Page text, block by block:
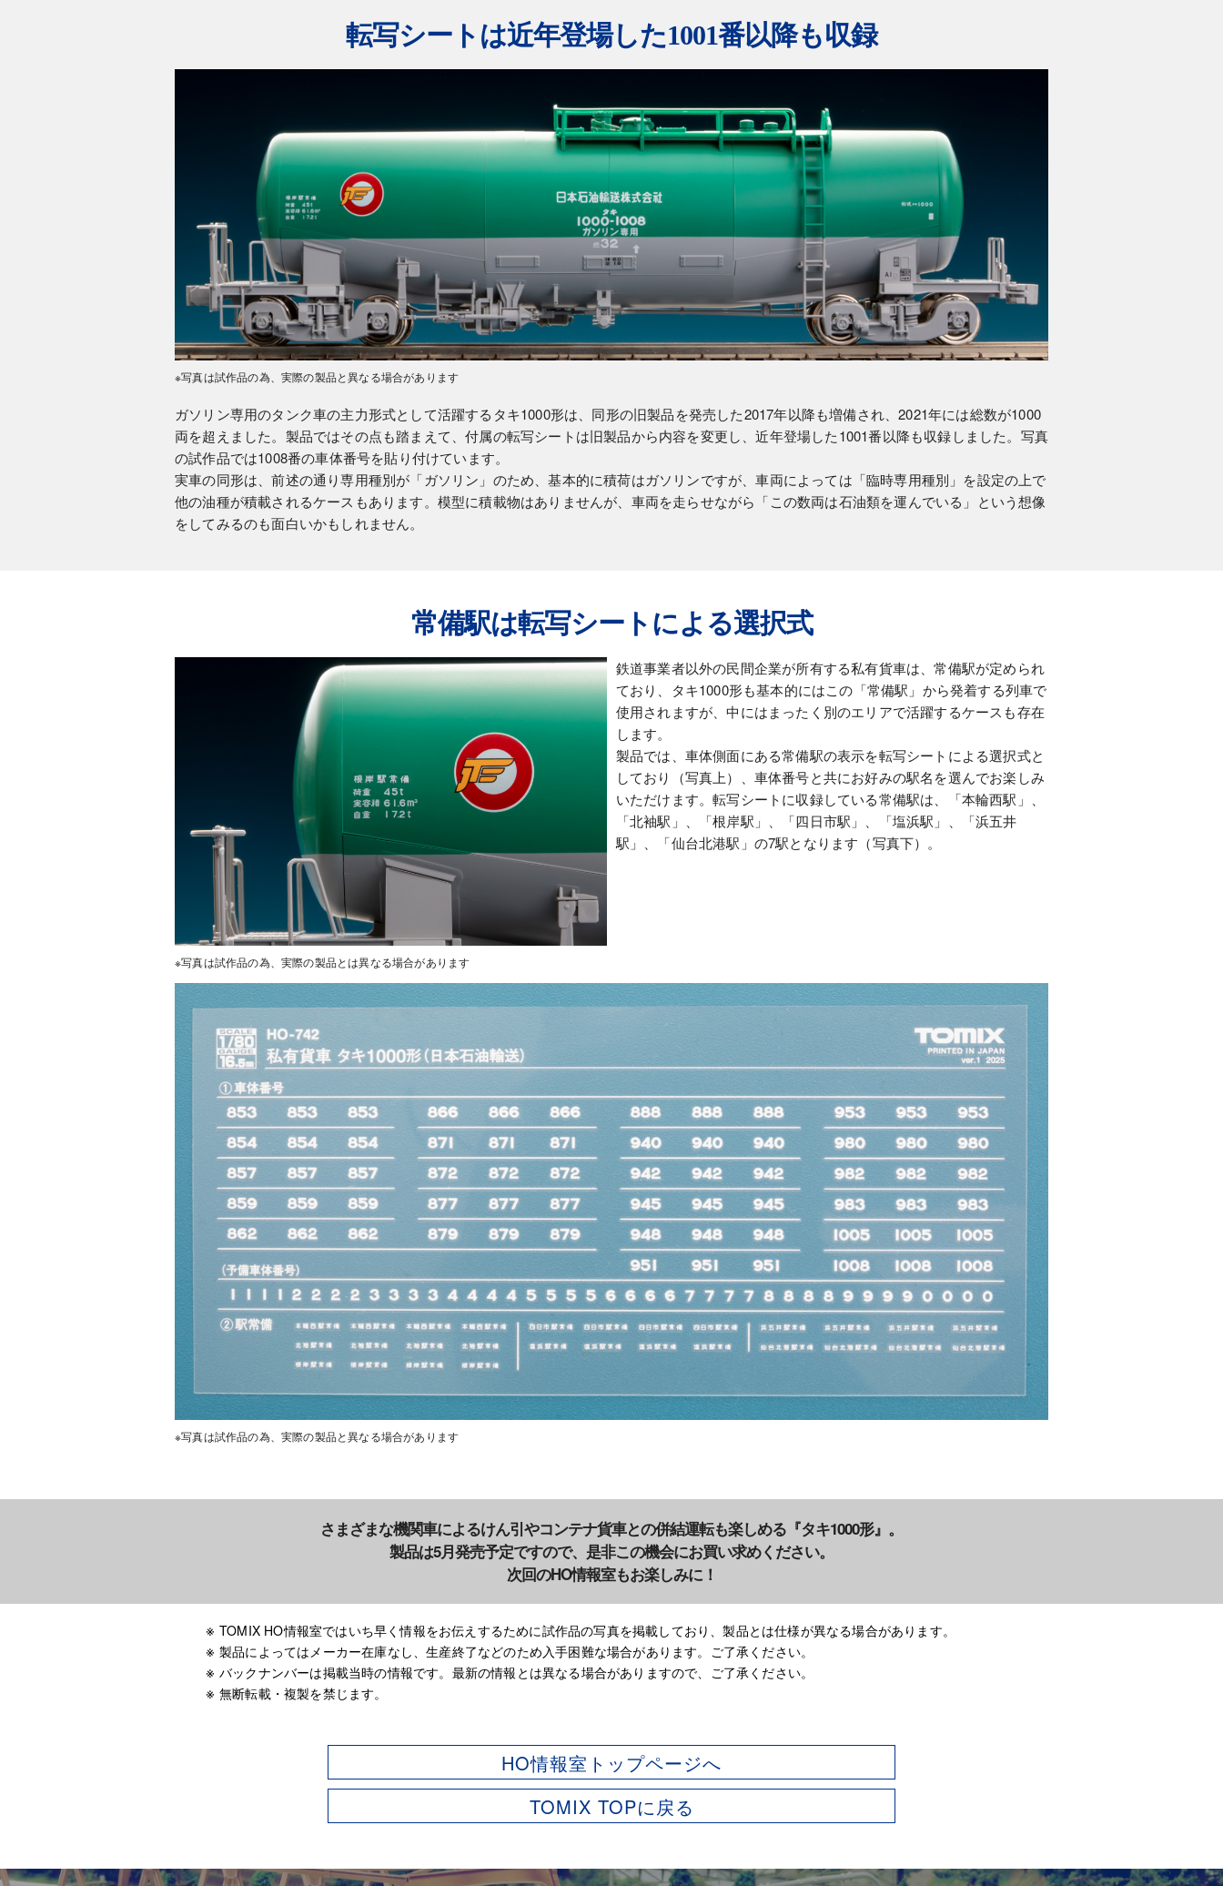
転写シートは近年登場した1001番以降も収録
※写真は試作品の為、実際の製品と異なる場合があります
ガソリン専用のタンク車の主力形式として活躍するタキ1000形は、同形の旧製品を発売した2017年以降も増備され、2021年には総数が1000
両を超えました。製品ではその点も踏まえて、付属の転写シートは旧製品から内容を変更し、近年登場した1001番以降も収録しました。写真
の試作品では1008番の車体番号を貼り付けています。
実車の同形は、前述の通り専用種別が「ガソリン」のため、基本的に積荷はガソリンですが、車両によっては「臨時専用種別」を設定の上で
他の油種が積載されるケースもあります。模型に積載物はありませんが、車両を走らせながら「この数両は石油類を運んでいる」という想像
をしてみるのも面白いかもしれません。
常備駅は転写シートによる選択式
※写真は試作品の為、実際の製品とは異なる場合があります
鉄道事業者以外の民間企業が所有する私有貨車は、常備駅が定められ
ており、タキ1000形も基本的にはこの「常備駅」から発着する列車で
使用されますが、中にはまったく別のエリアで活躍するケースも存在
します。
製品では、車体側面にある常備駅の表示を転写シートによる選択式と
しており（写真上）、車体番号と共にお好みの駅名を選んでお楽しみ
いただけます。転写シートに収録している常備駅は、「本輪西駅」、
「北袖駅」、「根岸駅」、「四日市駅」、「塩浜駅」、「浜五井
駅」、「仙台北港駅」の7駅となります（写真下）。
※写真は試作品の為、実際の製品と異なる場合があります
さまざまな機関車によるけん引やコンテナ貨車との併結運転も楽しめる『タキ1000形』。
製品は5月発売予定ですので、是非この機会にお買い求めください。
次回のHO情報室もお楽しみに！
TOMIX HO情報室ではいち早く情報をお伝えするために試作品の写真を掲載しており、製品とは仕様が異なる場合があります。
製品によってはメーカー在庫なし、生産終了などのため入手困難な場合があります。ご了承ください。
バックナンバーは掲載当時の情報です。最新の情報とは異なる場合がありますので、ご了承ください。
無断転載・複製を禁じます。
HO情報室トップページへ
TOMIX TOPに戻る